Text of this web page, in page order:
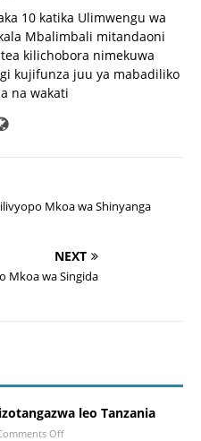
10 katika Ulimwengu wa
Mbalimbali mitandaoni
kilichobora nimekuwa
kujifunza juu ya mabadiliko
na wakati
Mkoa wa Shinyanga
NEXT
Mkoa wa Singida
leo Tanzania
Off